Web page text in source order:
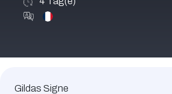
Gildas Signe